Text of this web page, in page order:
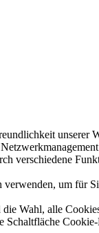
unserer
verschiedene
um für
Wahl, alle
Schaltfläche